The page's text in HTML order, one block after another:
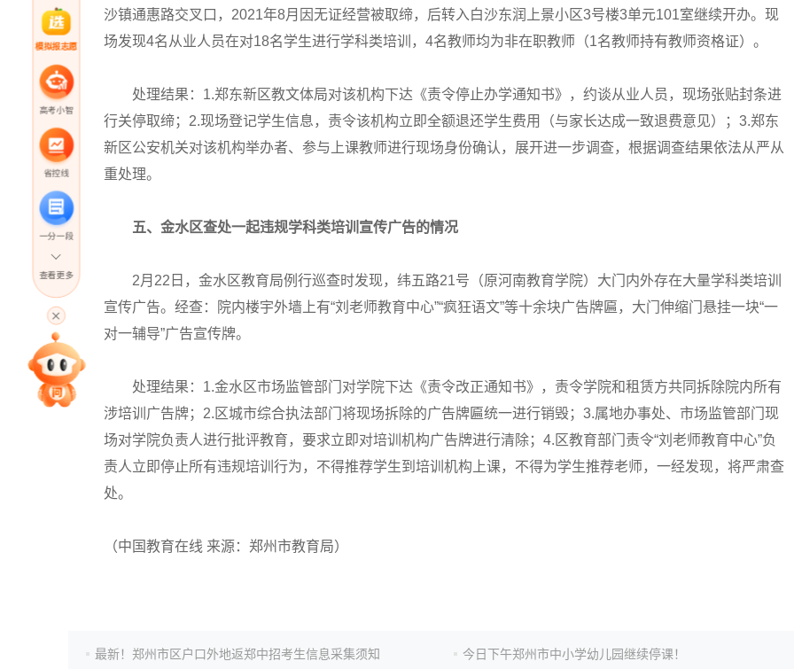
沙镇通惠路交叉口，2021年8月因无证经营被取缔，后转入白沙东润上景小区3号楼3单元101室继续开办。现
场发现4名从业人员在对18名学生进行学科类培训，4名教师均为非在职教师（1名教师持有教师资格证）。
处理结果：1.郑东新区教文体局对该机构下达《责令停止办学通知书》，约谈从业人员，现场张贴封条进
行关停取缔；2.现场登记学生信息，责令该机构立即全额退还学生费用（与家长达成一致退费意见）；3.郑东
新区公安机关对该机构举办者、参与上课教师进行现场身份确认，展开进一步调查，根据调查结果依法从严从
重处理。
五、金水区查处一起违规学科类培训宣传广告的情况
2月22日，金水区教育局例行巡查时发现，纬五路21号（原河南教育学院）大门内外存在大量学科类培训
宣传广告。经查：院内楼宇外墙上有“刘老师教育中心”“疯狂语文”等十余块广告牌匾，大门伸缩门悬挂一块“一
对一辅导”广告宣传牌。
处理结果：1.金水区市场监管部门对学院下达《责令改正通知书》，责令学院和租赁方共同拆除院内所有
涉培训广告牌；2.区城市综合执法部门将现场拆除的广告牌匾统一进行销毁；3.属地办事处、市场监管部门现
场对学院负责人进行批评教育，要求立即对培训机构广告牌进行清除；4.区教育部门责令“刘老师教育中心”负
责人立即停止所有违规培训行为，不得推荐学生到培训机构上课，不得为学生推荐老师，一经发现，将严肃查
处。
（中国教育在线 来源：郑州市教育局）
最新！郑州市区户口外地返郑中招考生信息采集须知 今日下午郑州市中小学幼儿园继续停课！
模拟报志愿
高考小智
省控线
一分一段
高考直播
专家指导课
查看更多